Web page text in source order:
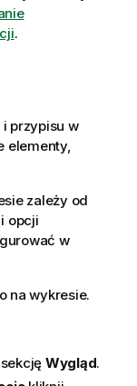
.
i przypisu w
elementy,
zależy od
opcji
w
na wykresie.
Wygląd.